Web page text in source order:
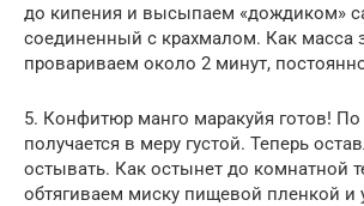
до кипения и высыпаем «дождиком»
соединенный с крахмалом. Как масса
провариваем около 2 минут,
5. Конфитюр манго маракуйя готов!
получается в меру густой. Теперь
остывать. Как остынет до комнатной
обтягиваем миску пищевой пленкой и